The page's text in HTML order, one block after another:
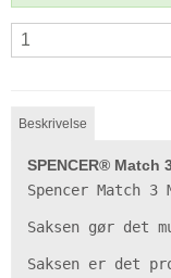
Beskrivelse
SPENCER® Match
Spencer Match
Saksen gør det
Saksen er det